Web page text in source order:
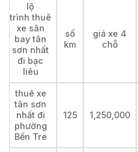
lộ
trình thuê
xe sân
bay tân
sơn nhất
đi bạc
liêu
số
km
giá xe 4
chỗ
thuê xe
tân sơn
nhất đi
phường
Bến Tre
125 1,250,000